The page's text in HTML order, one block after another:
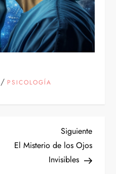
/ PSICOLOGÍA
Siguiente
El Misterio de los Ojos
Invisibles